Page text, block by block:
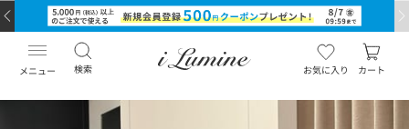
メニュー 検索 お気に入り カート